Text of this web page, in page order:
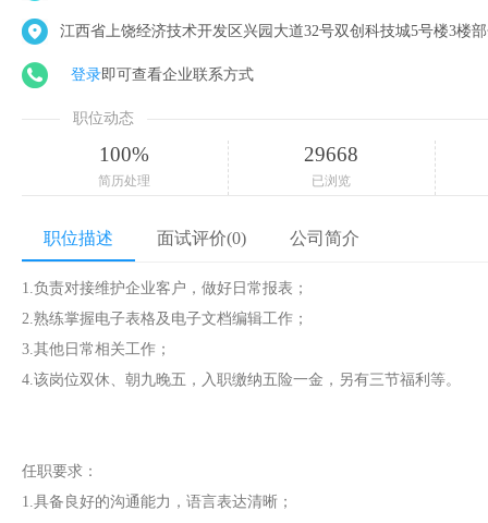
江西省上饶经济技术开发区兴园大道32号双创科技城5号楼3楼
登录即可查看企业联系方式
职位动态
100%
简历处理
29668
已浏览
职位描述 面试评价(0) 公司简介
1.负责对接维护企业客户，做好日常报表；
2.熟练掌握电子表格及电子文档编辑工作；
3.其他日常相关工作；
4.该岗位双休、朝九晚五，入职缴纳五险一金，另有三节福利等。
任职要求：
1.具备良好的沟通能力，语言表达清晰；